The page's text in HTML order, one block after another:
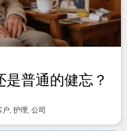
普通的健忘？
户, 护理, 公司